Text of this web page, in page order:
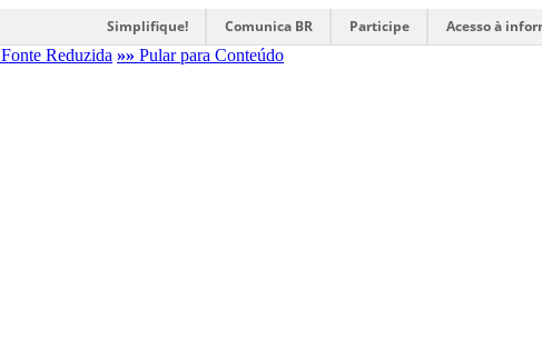
Simplifique! Comunica BR Participe Acesso à
Fonte Reduzida »» Pular para Conteúdo